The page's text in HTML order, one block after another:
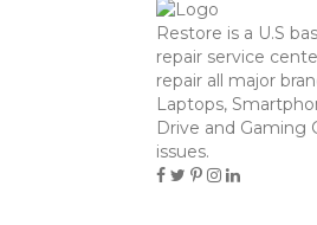
Restore is a U.S
repair service
repair all major
Laptops,
Drive and Gaming
issues.